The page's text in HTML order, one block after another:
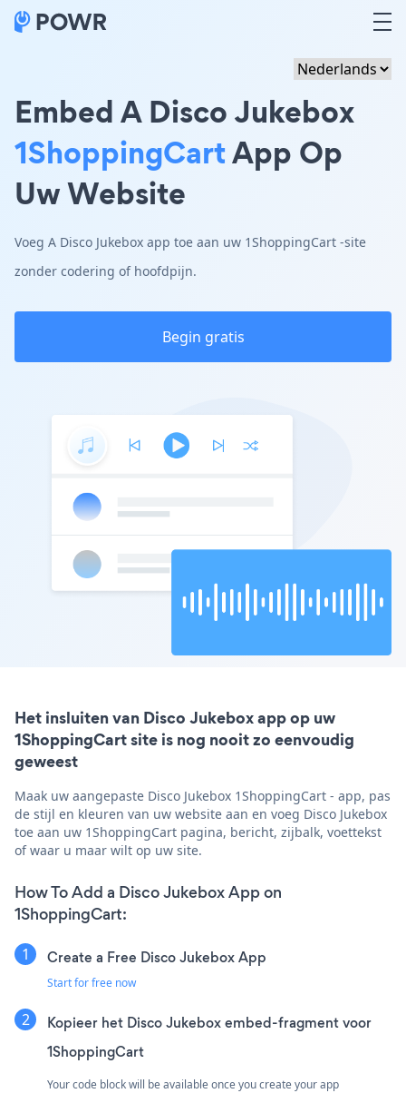
Embed A Disco Jukebox
1ShoppingCartApp Op
Uw Website
Voeg A Disco Jukebox app toe aan uw 1ShoppingCart -site
zonder codering of hoofdpijn.
Begin gratis
Het insluiten van Disco Jukebox app op uw
1ShoppingCart site is nog nooit zo eenvoudig
geweest
Maak uw aangepaste Disco Jukebox 1ShoppingCart - app, pas
de stijl en kleuren van uw website aan en voeg Disco Jukebox
toe aan uw 1ShoppingCart pagina, bericht, zijbalk, voettekst
of waar u maar wilt op uw site.
How To Add a Disco Jukebox App on
1ShoppingCart:
Create a Free Disco Jukebox App
Start for free now
Kopieer het Disco Jukebox embed-fragment voor
1ShoppingCart
Your code block will be available once you create your app